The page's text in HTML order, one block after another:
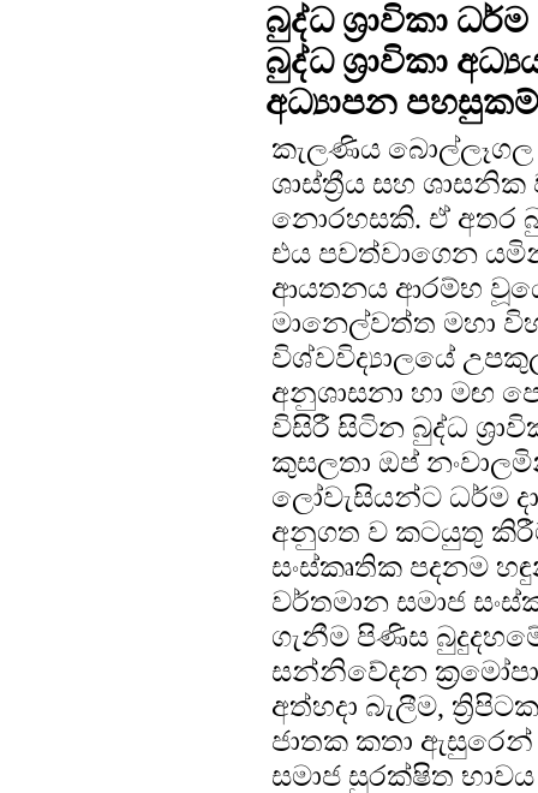
බුද්ධ ශ්‍රාවිකා
බුද්ධ ශ්‍රාවිකා
අධ්‍යාපන
කැලණිය බොල්ලෑගල
ශාස්ත්‍රීය සහ
නොරහසකි. ඒ අතර
එය පවත්වාගෙන
ආයතනය ආරම්භ වූයේ
මානෙල්වත්ත මහා
විශ්වවිද්‍යාලයේ
අනුශාසනා හා මඟ
විසිරී සිටින බුද්ධ
කුසලතා ඔප්
ලෝවැසියන්ට ධර්ම
අනුගත ව කටයුතු
සංස්කෘතික පදනම
වර්තමාන සමාජ
ගැනීම පිණිස
සන්නිවේදන
අත්හදා බැලීම,
ජාතක කතා
සමාජ සුරක්ෂිත භාවය